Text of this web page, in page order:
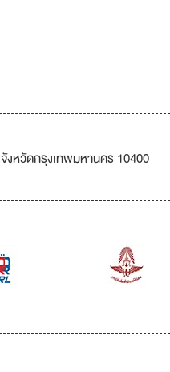
งหวัดกรุงเทพมหานคร 10400